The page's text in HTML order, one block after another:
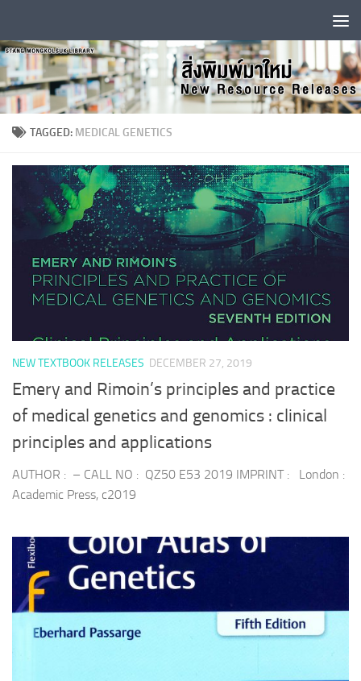
TAGGED: MEDICAL GENETICS
NEW TEXTBOOK RELEASES DECEMBER 27, 2019
Emery and Rimoin’s principles and practice
of medical genetics and genomics : clinical
principles and applications
AUTHOR : – CALL NO : QZ50 E53 2019 IMPRINT : London :
Academic Press, c2019